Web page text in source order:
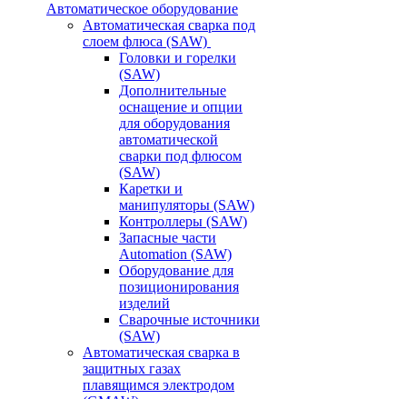
Автоматическое оборудование
Автоматическая сварка под
слоем флюса (SAW)
Головки и горелки
(SAW)
Дополнительные
оснащение и опции
для оборудования
автоматической
сварки под флюсом
(SAW)
Каретки и
манипуляторы (SAW)
Контроллеры (SAW)
Запасные части
Automation (SAW)
Оборудование для
позиционирования
изделий
Сварочные источники
(SAW)
Автоматическая сварка в
защитных газах
плавящимся электродом